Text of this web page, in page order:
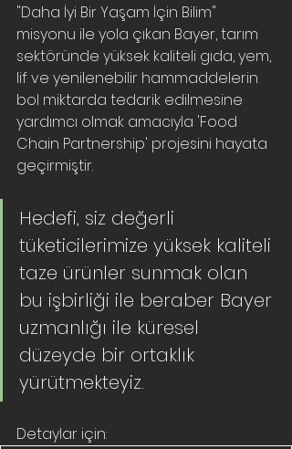
"Daha İyi Bir Yaşam İçin Bilim"
misyonu ile yola çıkan Bayer, tarım
sektöründe yüksek kaliteli gıda, yem,
lif ve yenilenebilir hammaddelerin
bol miktarda tedarik edilmesine
yardımcı olmak amacıyla 'Food
Chain Partnership' projesini hayata
geçirmiştir.
Hedefi, siz değerli
tüketicilerimize yüksek kaliteli
taze ürünler sunmak olan
bu işbirliği ile beraber Bayer
uzmanlığı ile küresel
düzeyde bir ortaklık
yürütmekteyiz.
Detaylar için: